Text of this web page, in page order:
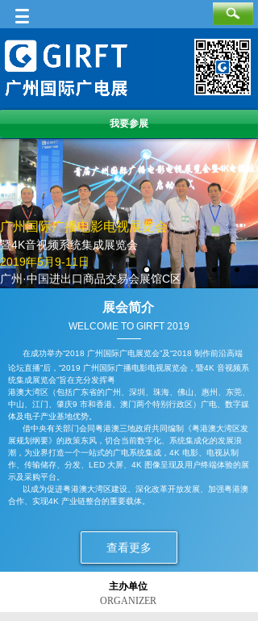
广州国际广播电影电视展览会
暨4K音视频系统集成展览会
2019年5月9-11日
广州·中国进出口商品交易会展馆C区
查看更多
在成功举办“2018 广州国际广电展览会”及“2018 制作前沿高端
论坛直播”后，“2019 广州国际广播电影电视展览会，暨4K 音视频系
统集成展览会”旨在充分发挥粤
港澳大湾区（包括广东省的广州、深圳、珠海、佛山、惠州、东莞、
中山、江门、肇庆9 市和香港、澳门两个特别行政区）广电、数字媒
体及电子产业基地优势。
借中央有关部门会同粤港澳三地政府共同编制《粤港澳大湾区发
展规划纲要》的政策东风，切合当前数字化、系统集成化的发展浪
潮，为业界打造一个一站式的广电系统集成，4K 电影、电视从制
作、传输储存、分发、LED 大屏、4K 图像呈现及用户终端体验的展
示及采购平台。
以成为促进粤港澳大湾区建设、深化改革开放发展、加强粤港澳
合作、实现4K 产业链整合的重要载体。
WELCOME TO GIRFT 2019
展会简介
主办单位
ORGANIZER
我要参展